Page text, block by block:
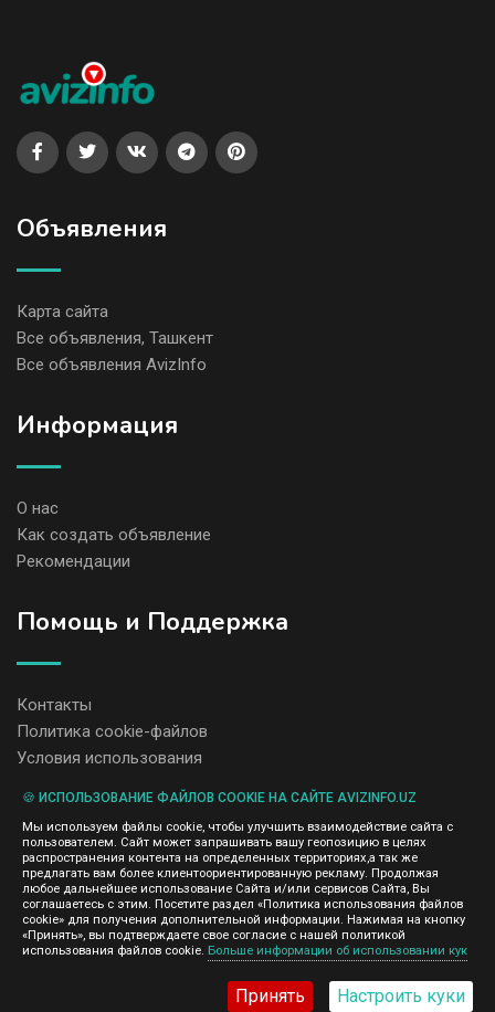
Объявления
Карта сайта
Все объявления, Ташкент
Все объявления AvizInfo
Информация
О нас
Как создать объявление
Рекомендации
Помощь и Поддержка
Контакты
Политика cookie-файлов
Условия использования
содержание размещенных объявлений.
Мы ценим конфиденциальность наших пользователей. Мы не
передаем и не продаем личную информацию зарегистрированных
пользователей AvizInfo.uz третьим лицам. Мы не отвечаем за
правила конфиденциальности сайтов на которые ссылается
AvizInfo.uz. На некоторых страницах нашего сайта представлена
реклама Google Adsense Advertising Network. Чтобы узнать
подробней о правилах конфиденциальности Googleнажмите тут
🍪 ИСПОЛЬЗОВАНИЕ ФАЙЛОВ COOKIE НА САЙТЕ AVIZINFO.UZ
Мы используем файлы cookie, чтобы улучшить взаимодействие сайта с
пользователем. Сайт может запрашивать вашу геопозицию в целях
распространения контента на определенных территориях,а так же
предлагать вам более клиентоориентированную рекламу. Продолжая
любое дальнейшее использование Сайта и/или сервисов Сайта, Вы
соглашаетесь с этим. Посетите раздел «Политика использования файлов
cookie» для получения дополнительной информации. Нажимая на кнопку
«Принять», вы подтверждаете свое согласие с нашей политикой
использования файлов cookie. Больше информации об использовании кук
Принять Настроить куки